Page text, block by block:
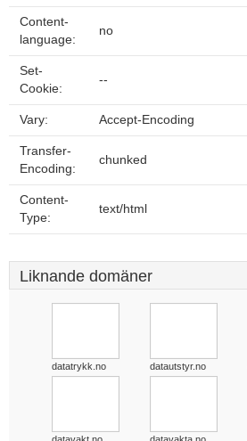
Content-
language:
no
Set-
Cookie:
--
Vary: Accept-Encoding
Transfer-
Encoding:
chunked
Content-
Type:
text/html
Liknande domäner
datatrykk.no datautstyr.no